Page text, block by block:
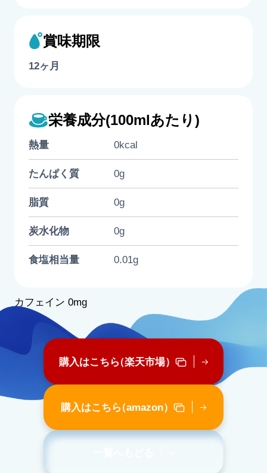
賞味期限
12ヶ月
栄養成分(100mlあたり)
熱量 0kcal
たんぱく質 0g
脂質 0g
炭水化物 0g
食塩相当量 0.01g
カフェイン 0mg
購入はこちら（楽天市場）
購入はこちら（amazon）